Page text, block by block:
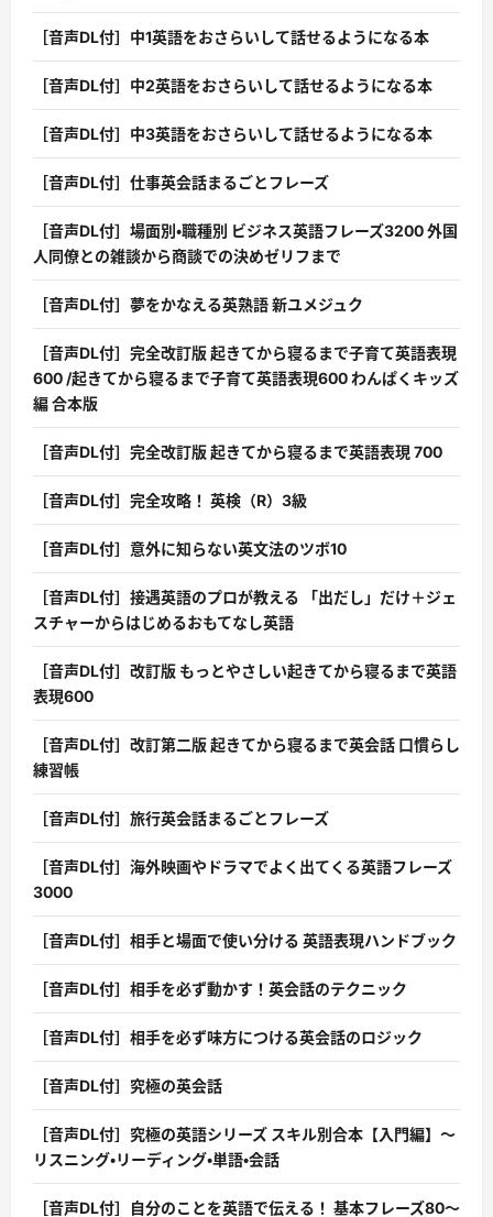
［音声DL付］中1英語をおさらいして話せるようになる本
［音声DL付］中2英語をおさらいして話せるようになる本
［音声DL付］中3英語をおさらいして話せるようになる本
［音声DL付］仕事英会話まるごとフレーズ
［音声DL付］場面別・職種別 ビジネス英語フレーズ3200 外国
人同僚との雑談から商談での決めゼリフまで
［音声DL付］夢をかなえる英熟語 新ユメジュク
［音声DL付］完全改訂版 起きてから寝るまで子育て英語表現
600 /起きてから寝るまで子育て英語表現600 わんぱくキッズ
編 合本版
［音声DL付］完全改訂版 起きてから寝るまで英語表現 700
［音声DL付］完全攻略！ 英検（R）3級
［音声DL付］意外に知らない英文法のツボ10
［音声DL付］接遇英語のプロが教える 「出だし」だけ＋ジェ
スチャーからはじめるおもてなし英語
［音声DL付］改訂版 もっとやさしい起きてから寝るまで英語
表現600
［音声DL付］改訂第二版 起きてから寝るまで英会話 口慣らし
練習帳
［音声DL付］旅行英会話まるごとフレーズ
［音声DL付］海外映画やドラマでよく出てくる英語フレーズ
3000
［音声DL付］相手と場面で使い分ける 英語表現ハンドブック
［音声DL付］相手を必ず動かす！英会話のテクニック
［音声DL付］相手を必ず味方につける英会話のロジック
［音声DL付］究極の英会話
［音声DL付］究極の英語シリーズ スキル別合本【入門編】〜
リスニング・リーディング・単語・会話
［音声DL付］自分のことを英語で伝える！ 基本フレーズ80〜